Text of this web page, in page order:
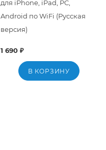
для iPhone, iPad, PC,
Android по WiFi (Русская
версия)
1 690 ₽
В КОРЗИНУ